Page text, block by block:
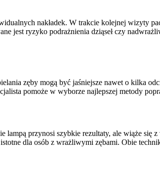
nakładek. W trakcie kolejnej wizyty
jest ryzyko podrażnienia dziąseł czy
zęby mogą być jaśniejsze nawet o kilka
pomoże w wyborze najlepszej metody
lampą przynosi szybkie rezultaty, ale wiąże się
dla osób z wrażliwymi zębami. Obie